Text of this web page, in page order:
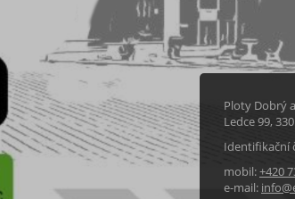
Ploty Dobrý
Ledce 99,
Identifikační
mobil:+420
e-mail: